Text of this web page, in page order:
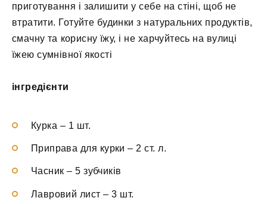
приготування і залишити у себе на стіні, щоб не
втратити. Готуйте будинки з натуральних продуктів,
смачну та корисну їжу, і не харчуйтесь на вулиці
їжею сумнівної якості
інгредієнти
Курка – 1 шт.
Приправа для курки – 2 ст. л.
Часник – 5 зубчиків
Лавровий лист – 3 шт.